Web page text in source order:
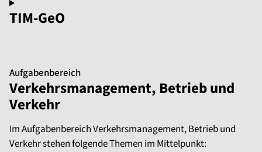
TIM-GeO
Aufgabenbereich
Verkehrsmanagement, Betrieb und
Verkehr
Im Aufgabenbereich Verkehrsmanagement, Betrieb und
Verkehr stehen folgende Themen im Mittelpunkt: